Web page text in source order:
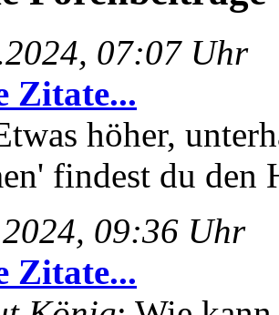
07:07 Uhr
Zitate...
höher,
findest du den
09:36 Uhr
Zitate...